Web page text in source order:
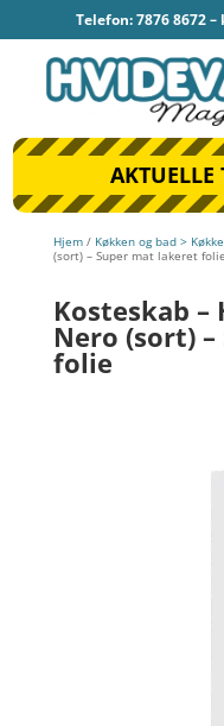
Telefon: 7876 8672 –
AKTUELLE
Hjem/ Køkken og bad >
(sort) – Super mat lakeret folie
Kosteskab –
Nero (sort)
folie